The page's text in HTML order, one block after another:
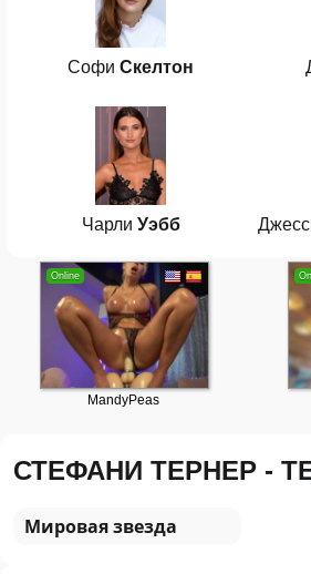
Софи Скелтон
Чарли Уэбб
СТЕФАНИ ТЕРНЕР -
Мировая звезда